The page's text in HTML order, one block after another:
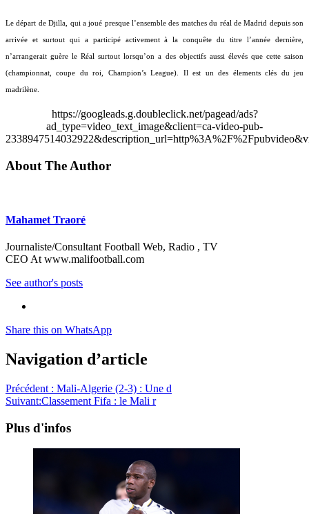
Le départ de Djilla, qui a joué presque l’ensemble des matches du réal de Madrid depuis son
arrivée et surtout qui a participé activement à la conquête du titre l’année dernière,
n’arrangerait guère le Réal surtout lorsqu’on a des objectifs aussi élevés que cette saison
(championnat, coupe du roi, Champion’s League). Il est un des élements clés du jeu
madrilène.
https://googleads.g.doubleclick.net/pagead/ads?
ad_type=video_text_image&client=ca-video-pub-
About The Author
Mahamet Traoré
Journaliste/Consultant Football Web, Radio , TV
CEO At www.malifootball.com
See author's posts
Share this on WhatsApp
Navigation d’article
Précédent : Mali-Algerie (2-3) : Une d
Suivant:Classement Fifa : le Mali r
Plus d'infos